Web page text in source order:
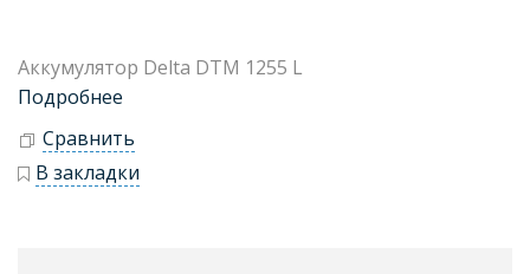
Аккумулятор Delta DTM 1255 L
Подробнее
Сравнить
В закладки